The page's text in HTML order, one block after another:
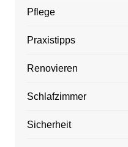
Pflege
Praxistipps
Renovieren
Schlafzimmer
Sicherheit